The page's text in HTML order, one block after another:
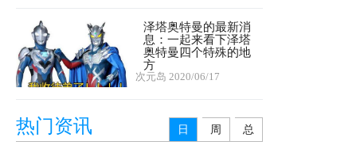
泽塔奥特曼的最新消
息：一起来看下泽塔
奥特曼四个特殊的地
方
次元岛 2020/06/17
热门资讯 日 周 总